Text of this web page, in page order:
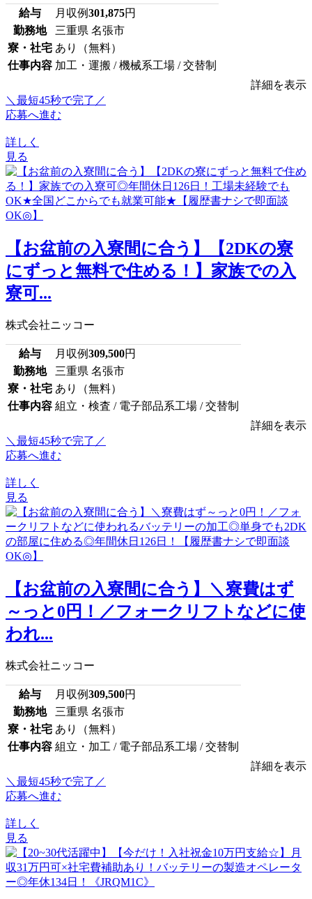
給与 月収例301,875円
勤務地
三重県 名張市
寮・社宅 あり（無料）
仕事内容 加工・運搬 / 機械系工場 / 交替制
詳細を表示
＼最短45秒で完了／
応募へ進む
詳しく
見る
【お盆前の入寮間に合う】【2DKの寮
にずっと無料で住める！】家族での入
寮可...
株式会社ニッコー
給与 月収例309,500円
勤務地
三重県 名張市
寮・社宅 あり（無料）
仕事内容 組立・検査 / 電子部品系工場 / 交替制
詳細を表示
＼最短45秒で完了／
応募へ進む
詳しく
見る
【お盆前の入寮間に合う】＼寮費はず
～っと0円！／フォークリフトなどに使
われ...
株式会社ニッコー
給与 月収例309,500円
勤務地
三重県 名張市
寮・社宅 あり（無料）
仕事内容 組立・加工 / 電子部品系工場 / 交替制
詳細を表示
＼最短45秒で完了／
応募へ進む
詳しく
見る